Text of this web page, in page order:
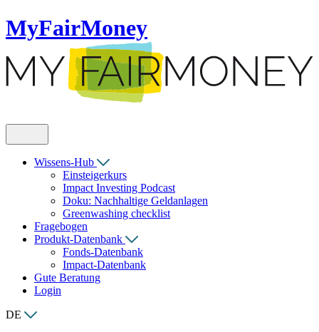
MyFairMoney
Wissens-Hub
Einsteigerkurs
Impact Investing Podcast
Doku: Nachhaltige Geldanlagen
Greenwashing checklist
Fragebogen
Produkt-Datenbank
Fonds-Datenbank
Impact-Datenbank
Gute Beratung
Login
DE